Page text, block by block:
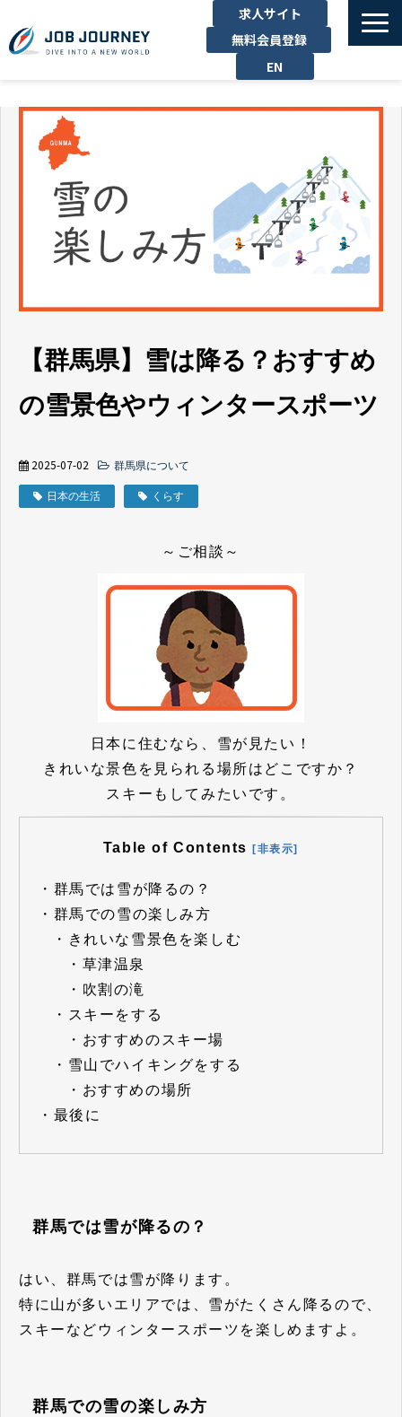
求人サイト
無料会員登録
EN
勉強する
運営企業
【群馬県】雪は降る？おすすめ
の雪景色やウィンタースポーツ
2025-07-02 群馬県について
日本の生活 くらす
～ご相談～
日本に住むなら、雪が見たい！
きれいな景色を見られる場所はどこですか？
スキーもしてみたいです。
Table of Contents [非表示]
・ 群馬では雪が降るの？
・ 群馬での雪の楽しみ方
・ きれいな雪景色を楽しむ
・ 草津温泉
・ 吹割の滝
・ スキーをする
・ おすすめのスキー場
・ 雪山でハイキングをする
・ おすすめの場所
・ 最後に
群馬では雪が降るの？
はい、群馬では雪が降ります。
特に山が多いエリアでは、雪がたくさん降るので、
スキーなどウィンタースポーツを楽しめますよ。
群馬での雪の楽しみ方